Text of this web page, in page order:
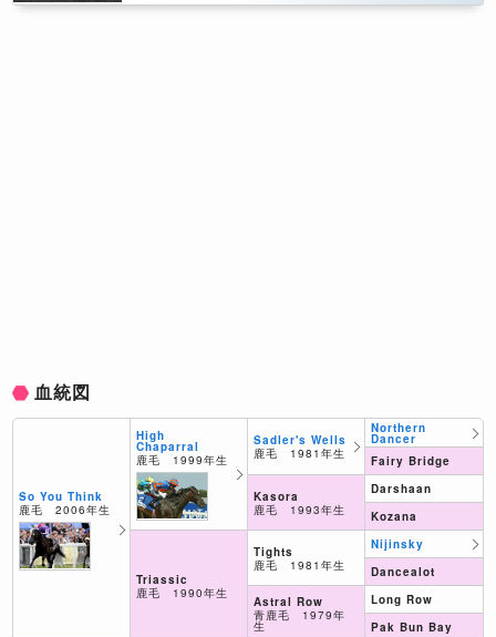
血統図
So You Think
鹿毛 2006年生
High
Chaparral
鹿毛 1999年生
Triassic
鹿毛 1990年生
Sadler's Wells
鹿毛 1981年生
Kasora
鹿毛 1993年生
Tights
鹿毛 1981年生
Astral Row
青鹿毛 1979年
生
Northern
Dancer
Fairy Bridge
Darshaan
Kozana
Nijinsky
Dancealot
Long Row
Pak Bun Bay